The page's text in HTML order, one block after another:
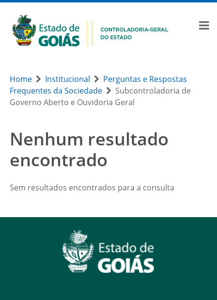
Home Institucional
Perguntas e Respostas
Frequentes da Sociedade
Subcontroladoria de
Governo Aberto e Ouvidoria Geral
Nenhum resultado
encontrado
Sem resultados encontrados para a consulta